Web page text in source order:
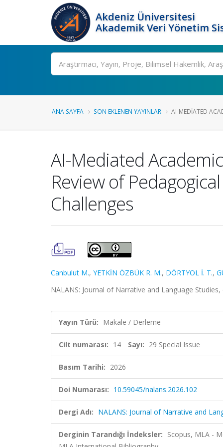
Akdeniz Üniversitesi
Akademik Veri Yönetim
Ara
ANA SAYFA SON EKLENEN YAYINLAR AI-MEDIATED
AI-Mediated
Review of
Challenges
Canbulut M., YETKİN ÖZBÜK R. M., DÖRTYOL İ. T.,
NALANS: Journal of Narrative and Language
Yayın Türü: Makale / Derleme
Cilt numarası: 14 Sayı: 29 Special Issue
Basım Tarihi: 2026
Doi Numarası: 10.59045/nalans.2026.102
Dergi Adı: NALANS: Journal of Narrative and
Derginin Tarandığı İndeksler: Scopus, MLA -